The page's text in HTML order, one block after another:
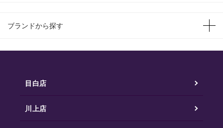
ブランドから探す
目白店
川上店